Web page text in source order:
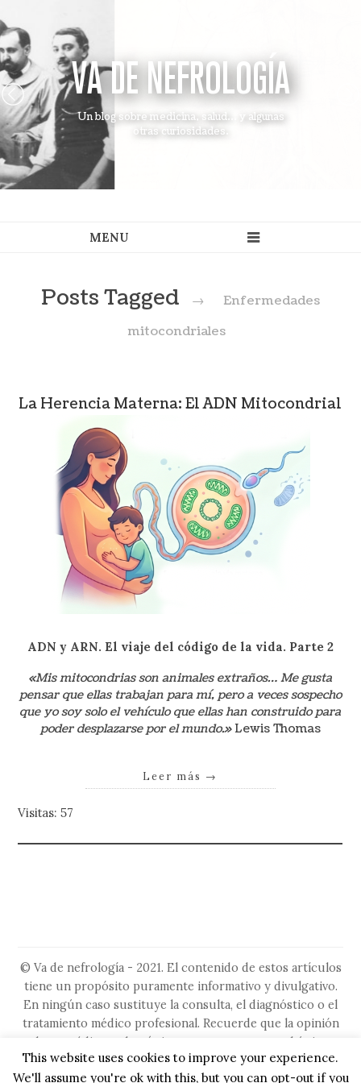
VA DE NEFROLOGÍA
Un blog sobre medicina, salud... y algunas
otras curiosidades.
Posts Tagged →
Enfermedades
mitocondriales
La Herencia Materna: El ADN Mitocondrial
ADN y ARN. El viaje del código de la vida. Parte 2
«Mis mitocondrias son animales extraños… Me gusta
pensar que ellas trabajan para mí, pero a veces sospecho
que yo soy solo el vehículo que ellas han construido para
poder desplazarse por el mundo.»Lewis Thomas
Leer más →
Visitas: 57
© Va de nefrología - 2021. El contenido de estos artículos
tiene un propósito puramente informativo y divulgativo.
En ningún caso sustituye la consulta, el diagnóstico o el
tratamiento médico profesional. Recuerde que la opinión
de su médico es la más importante, ya que es el único
capacitado para evaluar su situación particular. No ignore
ni retrase la búsqueda de asesoramiento médico por algo
This website uses cookies to improve your experience.
We'll assume you're ok with this, but you can opt-out if you